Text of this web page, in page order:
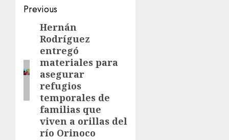
Post
navigation
Previous
Previous
post:
Hernán
Rodríguez
entregó
materiales para
asegurar
refugios
temporales de
familias que
viven a orillas del
río Orinoco